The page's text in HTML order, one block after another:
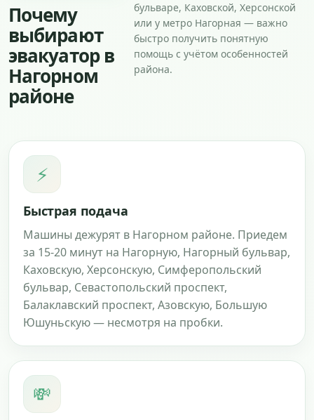
Почему
выбирают
эвакуатор в
Нагорном
районе
бульваре, Каховской, Херсонской
или у метро Нагорная — важно
быстро получить понятную
помощь с учётом особенностей
района.
⚡
Быстрая подача
Машины дежурят в Нагорном районе. Приедем
за 15-20 минут на Нагорную, Нагорный бульвар,
Каховскую, Херсонскую, Симферопольский
бульвар, Севастопольский проспект,
Балаклавский проспект, Азовскую, Большую
Юшуньскую — несмотря на пробки.
💸